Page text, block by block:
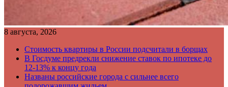
8 августа, 2026
Стоимость квартиры в России подсчитали в борщах
В Госдуме предрекли снижение ставок по ипотеке до
12-13% к концу года
Названы российские города с сильнее всего